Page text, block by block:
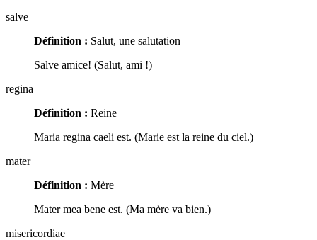
salve
Définition : Salut, une salutation
Salve amice! (Salut, ami !)
regina
Définition : Reine
Maria regina caeli est. (Marie est la reine du ciel.)
mater
Définition : Mère
Mater mea bene est. (Ma mère va bien.)
misericordiae